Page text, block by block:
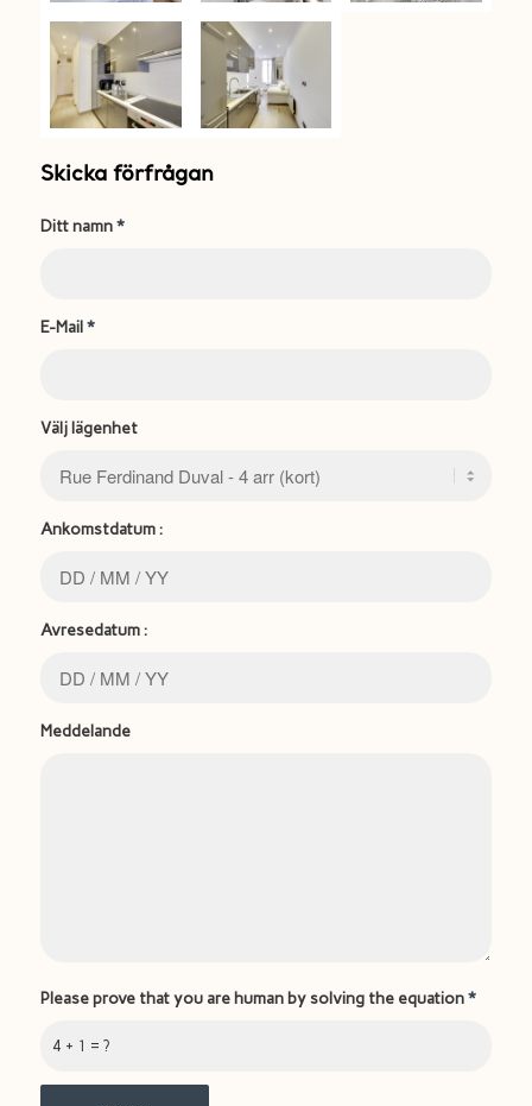
Skicka förfrågan
Ditt namn*
E-Mail*
Välj lägenhet
Ankomstdatum :
Avresedatum :
Meddelande
4 + 1 = ?
Please prove that you are human by solving the equation*